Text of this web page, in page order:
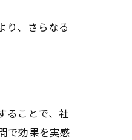
り、さらなる
ることで、社
で効果を実感